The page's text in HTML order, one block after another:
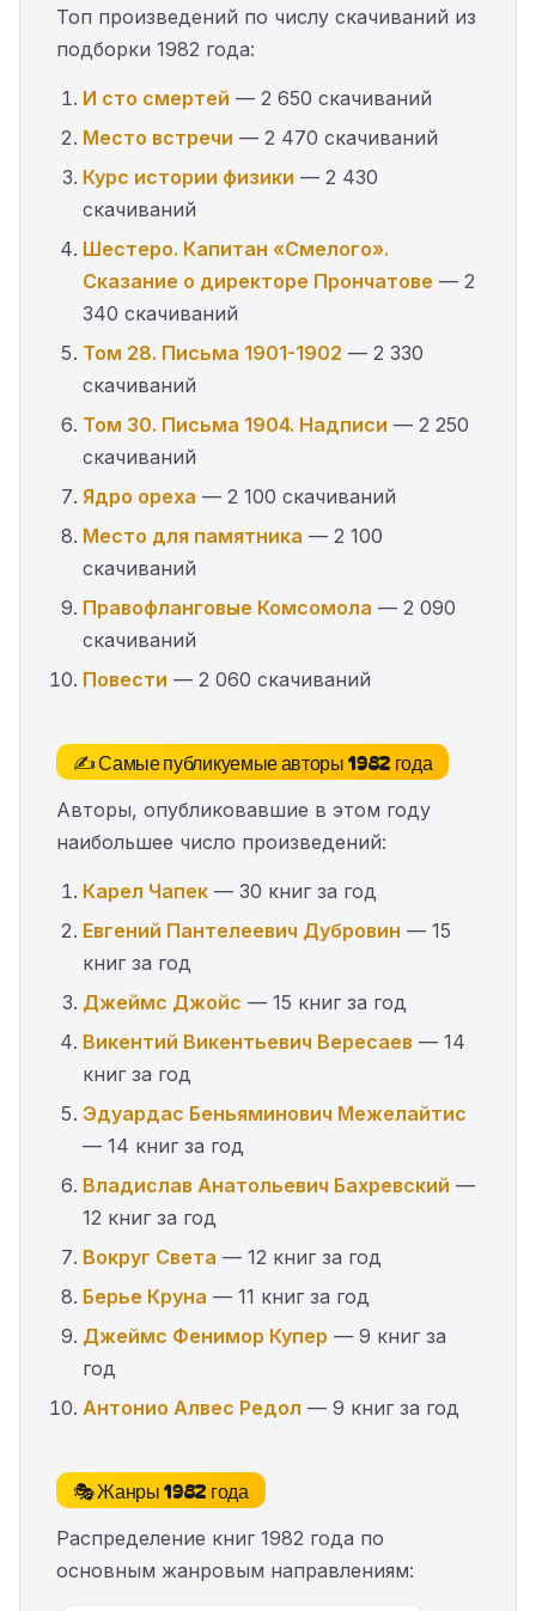
Топ произведений по числу скачиваний из
подборки 1982 года:
И сто смертей — 2 650 скачиваний
Место встречи — 2 470 скачиваний
Курс истории физики — 2 430
скачиваний
Шестеро. Капитан «Смелого».
Сказание о директоре Прончатове — 2
340 скачиваний
Том 28. Письма 1901-1902 — 2 330
скачиваний
Том 30. Письма 1904. Надписи — 2 250
скачиваний
Ядро ореха — 2 100 скачиваний
Место для памятника — 2 100
скачиваний
Правофланговые Комсомола — 2 090
скачиваний
Повести — 2 060 скачиваний
✍️ Самые публикуемые авторы 1982 года
Авторы, опубликовавшие в этом году
наибольшее число произведений:
Карел Чапек — 30 книг за год
Евгений Пантелеевич Дубровин — 15
книг за год
Джеймс Джойс — 15 книг за год
Викентий Викентьевич Вересаев — 14
книг за год
Эдуардас Беньяминович Межелайтис
— 14 книг за год
Владислав Анатольевич Бахревский —
12 книг за год
Вокруг Света — 12 книг за год
Берье Круна — 11 книг за год
Джеймс Фенимор Купер — 9 книг за
год
Антонио Алвес Редол — 9 книг за год
🎭 Жанры 1982 года
Распределение книг 1982 года по
основным жанровым направлениям: